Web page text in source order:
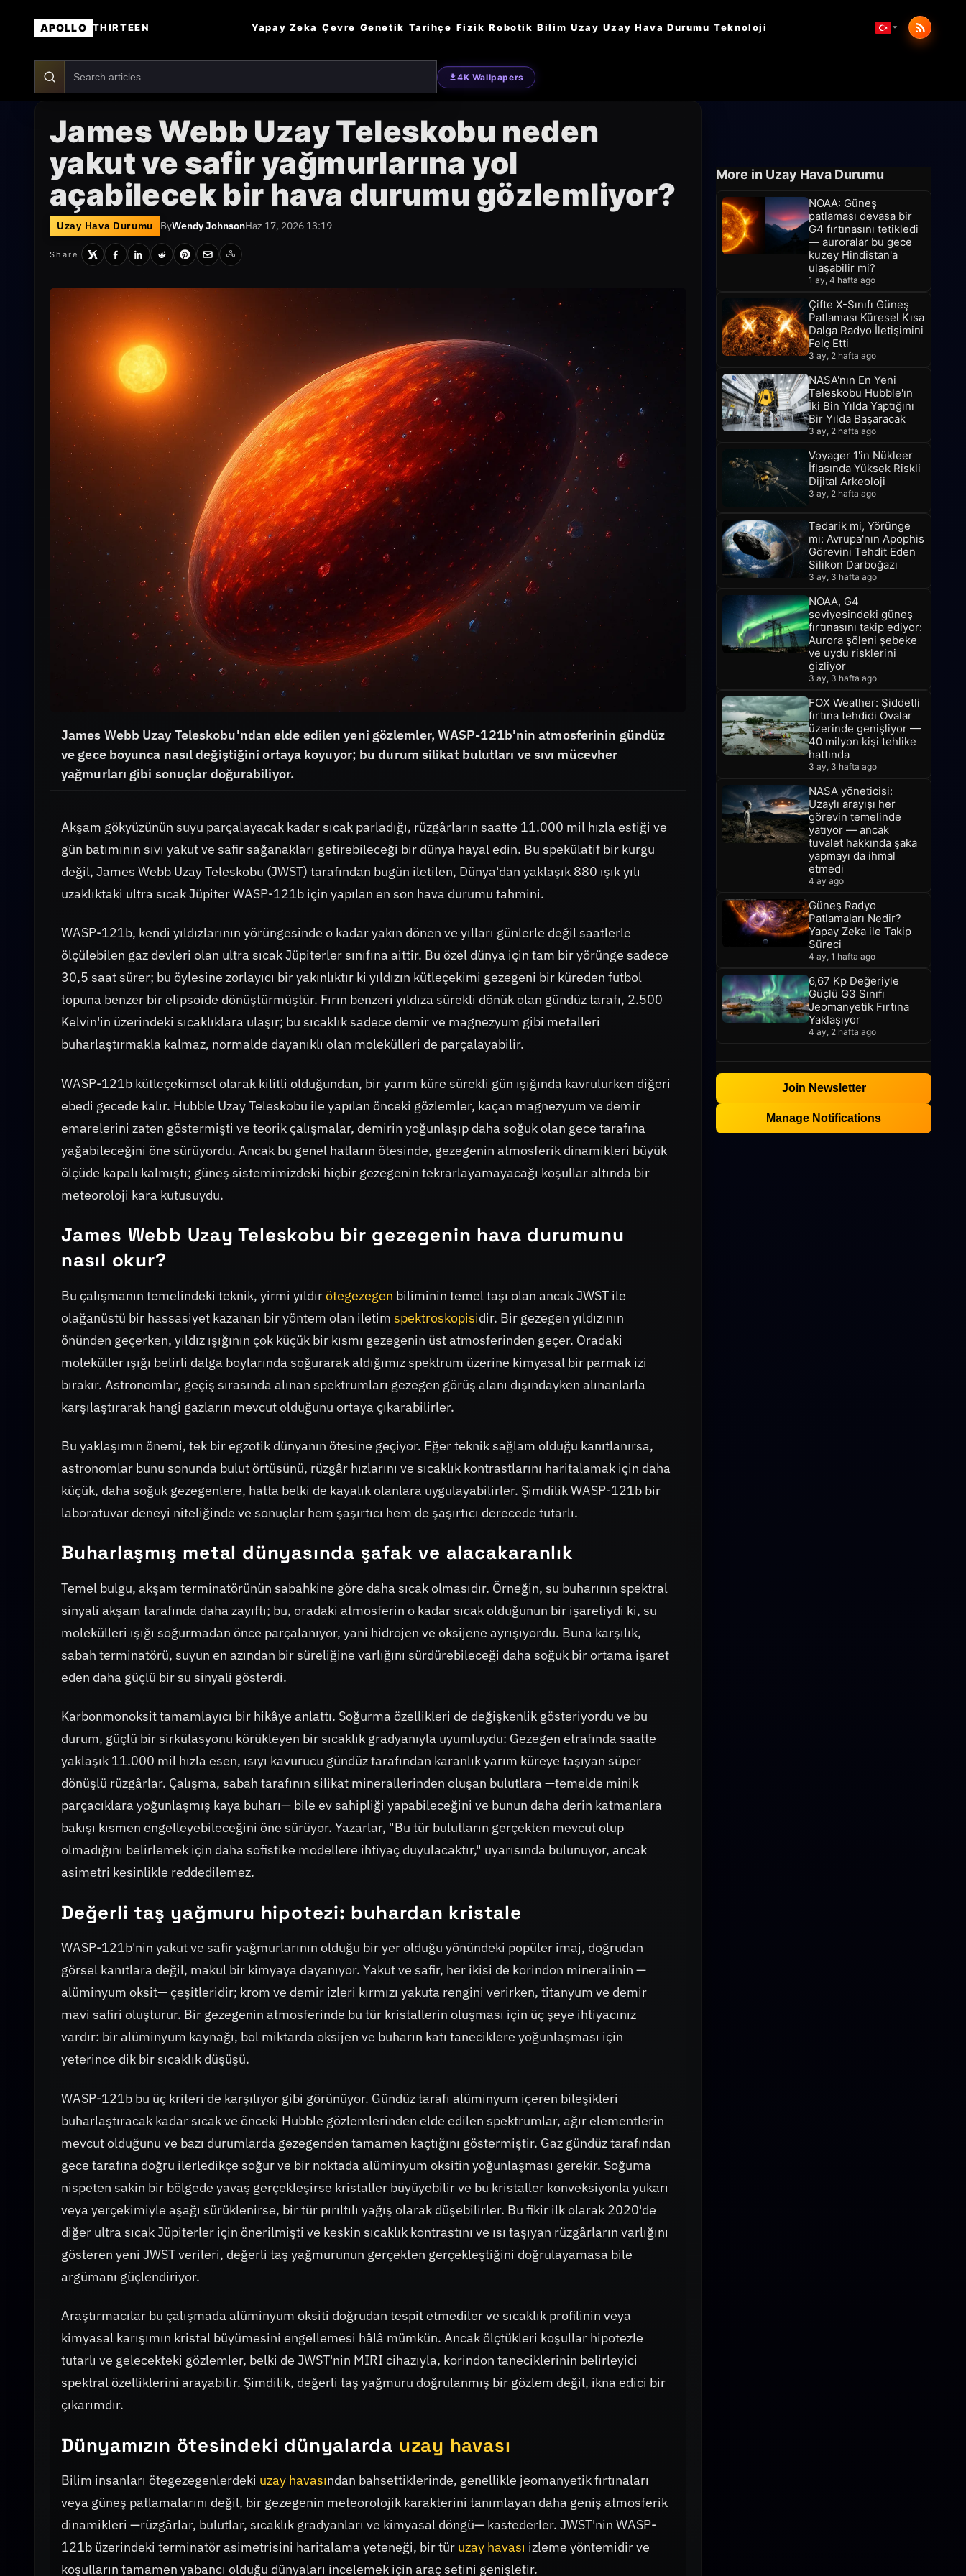
APOLLO THIRTEEN Yapay Zeka Çevre Genetik Tarihçe Fizik Robotik Bilim Uzay Uzay Hava Durumu Teknoloji
4K Wallpapers
James Webb Uzay Teleskobu neden
yakut ve safir yağmurlarına yol
açabilecek bir hava durumu gözlemliyor?
Uzay Hava Durumu ByWendy JohnsonHaz 17, 2026 13:19
Share
James Webb Uzay Teleskobu'ndan elde edilen yeni gözlemler, WASP-121b'nin atmosferinin gündüz
ve gece boyunca nasıl değiştiğini ortaya koyuyor; bu durum silikat bulutları ve sıvı mücevher
yağmurları gibi sonuçlar doğurabiliyor.
Akşam gökyüzünün suyu parçalayacak kadar sıcak parladığı, rüzgârların saatte 11.000 mil hızla estiği ve
gün batımının sıvı yakut ve safir sağanakları getirebileceği bir dünya hayal edin. Bu spekülatif bir kurgu
değil, James Webb Uzay Teleskobu (JWST) tarafından bugün iletilen, Dünya'dan yaklaşık 880 ışık yılı
uzaklıktaki ultra sıcak Jüpiter WASP-121b için yapılan en son hava durumu tahmini.
WASP-121b, kendi yıldızlarının yörüngesinde o kadar yakın dönen ve yılları günlerle değil saatlerle
ölçülebilen gaz devleri olan ultra sıcak Jüpiterler sınıfına aittir. Bu özel dünya için tam bir yörünge sadece
30,5 saat sürer; bu öylesine zorlayıcı bir yakınlıktır ki yıldızın kütleçekimi gezegeni bir küreden futbol
topuna benzer bir elipsoide dönüştürmüştür. Fırın benzeri yıldıza sürekli dönük olan gündüz tarafı, 2.500
Kelvin'in üzerindeki sıcaklıklara ulaşır; bu sıcaklık sadece demir ve magnezyum gibi metalleri
buharlaştırmakla kalmaz, normalde dayanıklı olan molekülleri de parçalayabilir.
WASP-121b kütleçekimsel olarak kilitli olduğundan, bir yarım küre sürekli gün ışığında kavrulurken diğeri
ebedi gecede kalır. Hubble Uzay Teleskobu ile yapılan önceki gözlemler, kaçan magnezyum ve demir
emarelerini zaten göstermişti ve teorik çalışmalar, demirin yoğunlaşıp daha soğuk olan gece tarafına
yağabileceğini öne sürüyordu. Ancak bu genel hatların ötesinde, gezegenin atmosferik dinamikleri büyük
ölçüde kapalı kalmıştı; güneş sistemimizdeki hiçbir gezegenin tekrarlayamayacağı koşullar altında bir
meteoroloji kara kutusuydu.
James Webb Uzay Teleskobu bir gezegenin hava durumunu
nasıl okur?
Bu çalışmanın temelindeki teknik, yirmi yıldırötegezegen biliminin temel taşı olan ancak JWST ile
olağanüstü bir hassasiyet kazanan bir yöntem olan iletim spektroskopisidir. Bir gezegen yıldızının
önünden geçerken, yıldız ışığının çok küçük bir kısmı gezegenin üst atmosferinden geçer. Oradaki
moleküller ışığı belirli dalga boylarında soğurarak aldığımız spektrum üzerine kimyasal bir parmak izi
bırakır. Astronomlar, geçiş sırasında alınan spektrumları gezegen görüş alanı dışındayken alınanlarla
karşılaştırarak hangi gazların mevcut olduğunu ortaya çıkarabilirler.
Bu yaklaşımın önemi, tek bir egzotik dünyanın ötesine geçiyor. Eğer teknik sağlam olduğu kanıtlanırsa,
astronomlar bunu sonunda bulut örtüsünü, rüzgâr hızlarını ve sıcaklık kontrastlarını haritalamak için daha
küçük, daha soğuk gezegenlere, hatta belki de kayalık olanlara uygulayabilirler. Şimdilik WASP-121b bir
laboratuvar deneyi niteliğinde ve sonuçlar hem şaşırtıcı hem de şaşırtıcı derecede tutarlı.
Buharlaşmış metal dünyasında şafak ve alacakaranlık
Temel bulgu, akşam terminatörünün sabahkine göre daha sıcak olmasıdır. Örneğin, su buharının spektral
sinyali akşam tarafında daha zayıftı; bu, oradaki atmosferin o kadar sıcak olduğunun bir işaretiydi ki, su
molekülleri ışığı soğurmadan önce parçalanıyor, yani hidrojen ve oksijene ayrışıyordu. Buna karşılık,
sabah terminatörü, suyun en azından bir süreliğine varlığını sürdürebileceği daha soğuk bir ortama işaret
eden daha güçlü bir su sinyali gösterdi.
Karbonmonoksit tamamlayıcı bir hikâye anlattı. Soğurma özellikleri de değişkenlik gösteriyordu ve bu
durum, güçlü bir sirkülasyonu körükleyen bir sıcaklık gradyanıyla uyumluydu: Gezegen etrafında saatte
yaklaşık 11.000 mil hızla esen, ısıyı kavurucu gündüz tarafından karanlık yarım küreye taşıyan süper
dönüşlü rüzgârlar. Çalışma, sabah tarafının silikat minerallerinden oluşan bulutlara —temelde minik
parçacıklara yoğunlaşmış kaya buharı— bile ev sahipliği yapabileceğini ve bunun daha derin katmanlara
bakışı kısmen engelleyebileceğini öne sürüyor. Yazarlar, "Bu tür bulutların gerçekten mevcut olup
olmadığını belirlemek için daha sofistike modellere ihtiyaç duyulacaktır," uyarısında bulunuyor, ancak
asimetri kesinlikle reddedilemez.
Değerli taş yağmuru hipotezi: buhardan kristale
WASP-121b'nin yakut ve safir yağmurlarının olduğu bir yer olduğu yönündeki popüler imaj, doğrudan
görsel kanıtlara değil, makul bir kimyaya dayanıyor. Yakut ve safir, her ikisi de korindon mineralinin —
alüminyum oksit— çeşitleridir; krom ve demir izleri kırmızı yakuta rengini verirken, titanyum ve demir
mavi safiri oluşturur. Bir gezegenin atmosferinde bu tür kristallerin oluşması için üç şeye ihtiyacınız
vardır: bir alüminyum kaynağı, bol miktarda oksijen ve buharın katı taneciklere yoğunlaşması için
yeterince dik bir sıcaklık düşüşü.
WASP-121b bu üç kriteri de karşılıyor gibi görünüyor. Gündüz tarafı alüminyum içeren bileşikleri
buharlaştıracak kadar sıcak ve önceki Hubble gözlemlerinden elde edilen spektrumlar, ağır elementlerin
mevcut olduğunu ve bazı durumlarda gezegenden tamamen kaçtığını göstermiştir. Gaz gündüz tarafından
gece tarafına doğru ilerledikçe soğur ve bir noktada alüminyum oksitin yoğunlaşması gerekir. Soğuma
nispeten sakin bir bölgede yavaş gerçekleşirse kristaller büyüyebilir ve bu kristaller konveksiyonla yukarı
veya yerçekimiyle aşağı sürüklenirse, bir tür pırıltılı yağış olarak düşebilirler. Bu fikir ilk olarak 2020'de
diğer ultra sıcak Jüpiterler için önerilmişti ve keskin sıcaklık kontrastını ve ısı taşıyan rüzgârların varlığını
gösteren yeni JWST verileri, değerli taş yağmurunun gerçekten gerçekleştiğini doğrulayamasa bile
argümanı güçlendiriyor.
Araştırmacılar bu çalışmada alüminyum oksiti doğrudan tespit etmediler ve sıcaklık profilinin veya
kimyasal karışımın kristal büyümesini engellemesi hâlâ mümkün. Ancak ölçtükleri koşullar hipotezle
tutarlı ve gelecekteki gözlemler, belki de JWST'nin MIRI cihazıyla, korindon taneciklerinin belirleyici
spektral özelliklerini arayabilir. Şimdilik, değerli taş yağmuru doğrulanmış bir gözlem değil, ikna edici bir
çıkarımdır.
Dünyamızın ötesindeki dünyalarda uzay havası
Bilim insanları ötegezegenlerdeki uzay havasından bahsettiklerinde, genellikle jeomanyetik fırtınaları
veya güneş patlamalarını değil, bir gezegenin meteorolojik karakterini tanımlayan daha geniş atmosferik
dinamikleri —rüzgârlar, bulutlar, sıcaklık gradyanları ve kimyasal döngü— kastederler. JWST'nin WASP-
121b üzerindeki terminatör asimetrisini haritalama yeteneği, bir tür uzay havası izleme yöntemidir ve
koşulların tamamen yabancı olduğu dünyaları incelemek için araç setini genişletir.
More in Uzay Hava Durumu
NOAA: Güneş
patlaması devasa bir
G4 fırtınasını tetikledi
— auroralar bu gece
kuzey Hindistan'a
ulaşabilir mi?
1 ay, 4 hafta ago
Çifte X-Sınıfı Güneş
Patlaması Küresel Kısa
Dalga Radyo İletişimini
Felç Etti
3 ay, 2 hafta ago
NASA'nın En Yeni
Teleskobu Hubble'ın
İki Bin Yılda Yaptığını
Bir Yılda Başaracak
3 ay, 2 hafta ago
Voyager 1'in Nükleer
İflasında Yüksek Riskli
Dijital Arkeoloji
3 ay, 2 hafta ago
Tedarik mi, Yörünge
mi: Avrupa'nın Apophis
Görevini Tehdit Eden
Silikon Darboğazı
3 ay, 3 hafta ago
NOAA, G4
seviyesindeki güneş
fırtınasını takip ediyor:
Aurora şöleni şebeke
ve uydu risklerini
gizliyor
3 ay, 3 hafta ago
FOX Weather: Şiddetli
fırtına tehdidi Ovalar
üzerinde genişliyor —
40 milyon kişi tehlike
hattında
3 ay, 3 hafta ago
NASA yöneticisi:
Uzaylı arayışı her
görevin temelinde
yatıyor — ancak
tuvalet hakkında şaka
yapmayı da ihmal
etmedi
4 ay ago
Güneş Radyo
Patlamaları Nedir?
Yapay Zeka ile Takip
Süreci
4 ay, 1 hafta ago
6,67 Kp Değeriyle
Güçlü G3 Sınıfı
Jeomanyetik Fırtına
Yaklaşıyor
4 ay, 2 hafta ago
Join Newsletter
Manage Notifications